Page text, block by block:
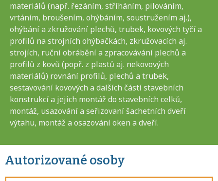
materiálů (např. řezáním, stříháním, pilováním,
vrtáním, broušením, ohýbáním, soustružením aj.),
ohýbání a zkružování plechů, trubek, kovových tyčí a
profilů na strojních ohýbačkách, zkružovacích aj.
strojích, ruční obrábění a zpracovávání plechů a
profilů z kovů (popř. z plastů aj. nekovových
materiálů) rovnání profilů, plechů a trubek,
sestavování kovových a dalších částí stavebních
konstrukcí a jejich montáž do stavebních celků,
montáž, usazování a seřizovaní šachetních dveří
výtahu, montáž a osazování oken a dveří.
Autorizované osoby